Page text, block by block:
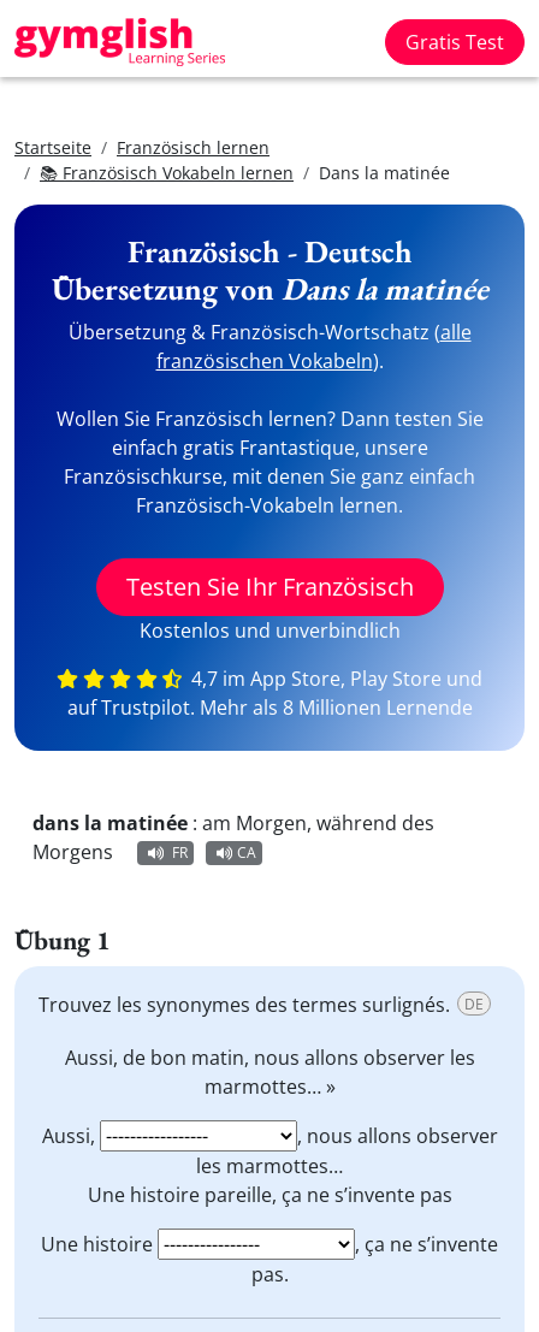
Gratis Test
Startseite
Französisch lernen
📚 Französisch Vokabeln lernen
Dans la matinée
Französisch - Deutsch
Übersetzung vonDans la matinée
Übersetzung & Französisch-Wortschatz (alle
französischen Vokabeln).
Wollen Sie Französisch lernen? Dann testen Sie
einfach gratis Frantastique, unsere
Französischkurse, mit denen Sie ganz einfach
Französisch-Vokabeln lernen.
Testen Sie Ihr Französisch
Kostenlos und unverbindlich
4,7 im App Store, Play Store und
auf Trustpilot. Mehr als 8 Millionen Lernende
dans la matinée : am Morgen, während des
Morgens
FR CA
Übung 1
Trouvez les synonymes des termes surlignés. DE
Aussi, de bon matin, nous allons observer les
marmottes… »
Aussi,
, nous allons observer
les marmottes…
Une histoire pareille, ça ne s’invente pas
Une histoire
, ça ne s’invente
pas.